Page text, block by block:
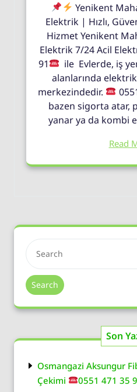
Yenikent
Elektrik | Hızlı,
Hizmet Yenikent
Elektrik 7/24 Acil
91
ile Evlerde, iş
alanlarında
merkezindedir.
bazen sigorta atar,
yanar ya da kombi
Read
Search
Son
Osmangazi Aksungur
Çekimi
0551 471 35